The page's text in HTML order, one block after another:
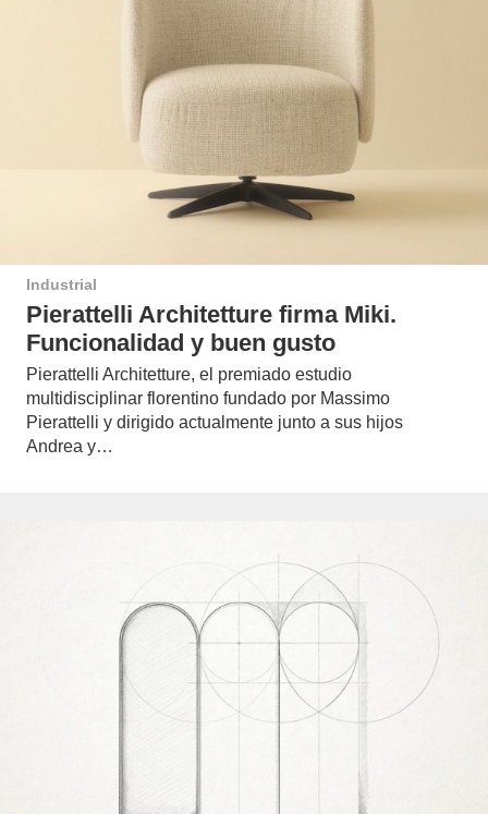
Industrial
Pierattelli Architetture firma Miki.
Funcionalidad y buen gusto
Pierattelli Architetture, el premiado estudio
multidisciplinar florentino fundado por Massimo
Pierattelli y dirigido actualmente junto a sus hijos
Andrea y…